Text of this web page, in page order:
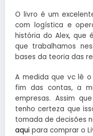
O livro é um
com logística e
história do Alex, que
que trabalhamos
bases da teoria das
A medida que vc lê
fim das contas, a
empresas. Assim
tenho certeza que
tomada de decisões
aqui para comprar o